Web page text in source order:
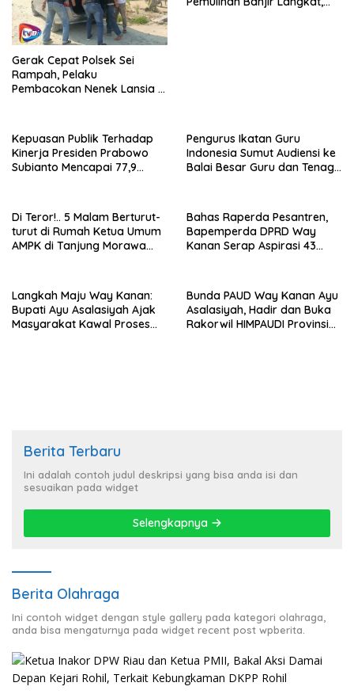
Gerak Cepat Polsek Sei
Rampah, Pelaku
Pembacokan Nenek Lansia di
Kepuasan Publik Terhadap
Kinerja Presiden Prabowo
Subianto Mencapai 77,9
Pengurus Ikatan Guru
Indonesia Sumut Audiensi ke
Balai Besar Guru dan Tenaga
Di Teror!.. 5 Malam Berturut-
turut di Rumah Ketua Umum
AMPK di Tanjung Morawa
Bahas Raperda Pesantren,
Bapemperda DPRD Way
Kanan Serap Aspirasi 43
Langkah Maju Way Kanan:
Bupati Ayu Asalasiyah Ajak
Masyarakat Kawal Proses
Bunda PAUD Way Kanan Ayu
Asalasiyah, Hadir dan Buka
Rakorwil HIMPAUDI Provinsi
Berita Terbaru
Ini adalah contoh judul deskripsi yang bisa anda isi dan
sesuaikan pada widget
Selengkapnya
Berita Olahraga
Ini contoh widget dengan style gallery pada kategori olahraga,
anda bisa mengaturnya pada widget recent post wpberita.